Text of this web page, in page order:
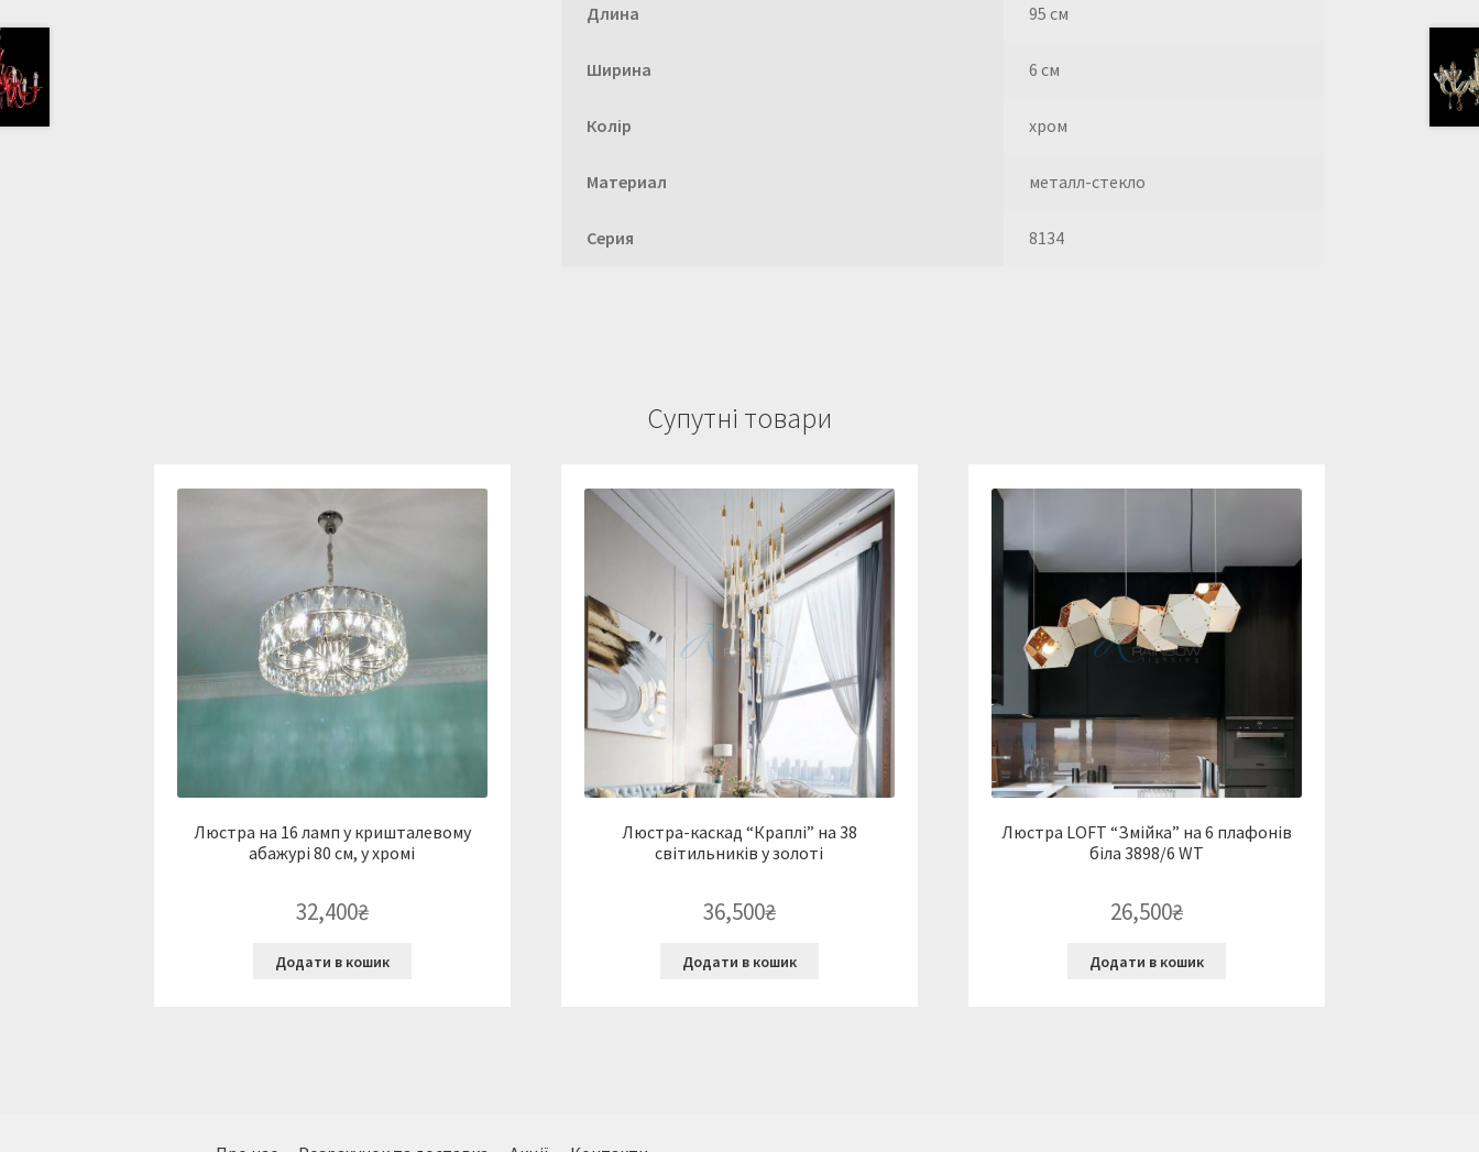
Длина 95 см
Ширина 6 см
Колір хром
Материал металл-стекло
Серия 8134
Супутні товари
Люстра на 16 ламп у кришталевому
абажурі 80 см, у хромі
32,400₴
Додати в кошик
Люстра-каскад “Краплі” на 38
світильників у золоті
36,500₴
Додати в кошик
Люстра LOFT “Змійка” на 6 плафонів
біла 3898/6 WT
26,500₴
Додати в кошик